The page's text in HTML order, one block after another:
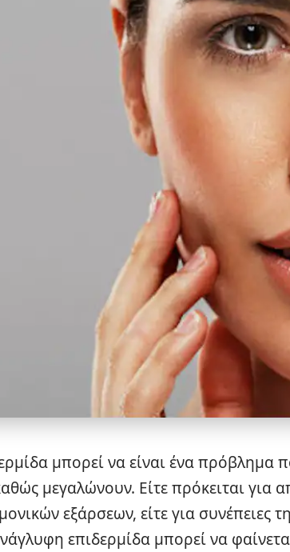
μπορεί να είναι ένα πρόβλημα
μεγαλώνουν. Είτε πρόκειται για
εξάρσεων, είτε για συνέπειες
επιδερμίδα μπορεί να